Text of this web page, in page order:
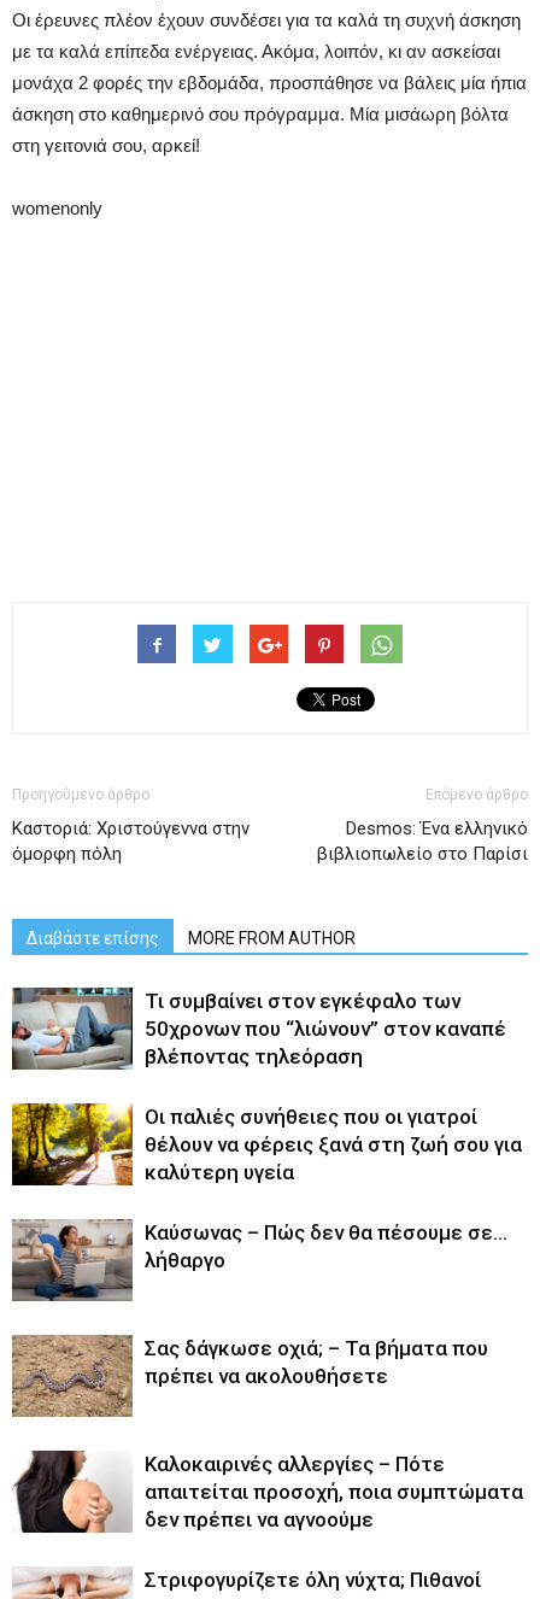
Οι έρευνες πλέον έχουν συνδέσει για τα καλά τη συχνή άσκηση
με τα καλά επίπεδα ενέργειας. Ακόμα, λοιπόν, κι αν ασκείσαι
μονάχα 2 φορές την εβδομάδα, προσπάθησε να βάλεις μία ήπια
άσκηση στο καθημερινό σου πρόγραμμα. Μία μισάωρη βόλτα
στη γειτονιά σου, αρκεί!
womenonly
Προηγούμενο άρθρο
Καστοριά: Χριστούγεννα στην
όμορφη πόλη
Επόμενο άρθρο
Desmos: Ένα ελληνικό
βιβλιοπωλείο στο Παρίσι
Διαβάστε επίσης MORE FROM AUTHOR
Τι συμβαίνει στον εγκέφαλο των
50χρονων που “λιώνουν” στον καναπέ
βλέποντας τηλεόραση
Οι παλιές συνήθειες που οι γιατροί
θέλουν να φέρεις ξανά στη ζωή σου για
καλύτερη υγεία
Καύσωνας – Πώς δεν θα πέσουμε σε…
λήθαργο
Σας δάγκωσε οχιά; – Τα βήματα που
πρέπει να ακολουθήσετε
Καλοκαιρινές αλλεργίες – Πότε
απαιτείται προσοχή, ποια συμπτώματα
δεν πρέπει να αγνοούμε
Στριφογυρίζετε όλη νύχτα; Πιθανοί